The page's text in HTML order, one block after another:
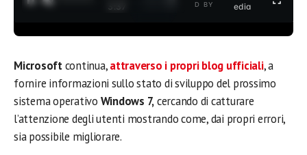
3:37
D BY
edia
Microsoftcontinua,attraverso i propri blog ufficiali, a
fornire informazioni sullo stato di sviluppo del prossimo
sistema operativo Windows 7,cercando di catturare
l’attenzione degli utenti mostrando come, dai propri errori,
sia possibile migliorare.